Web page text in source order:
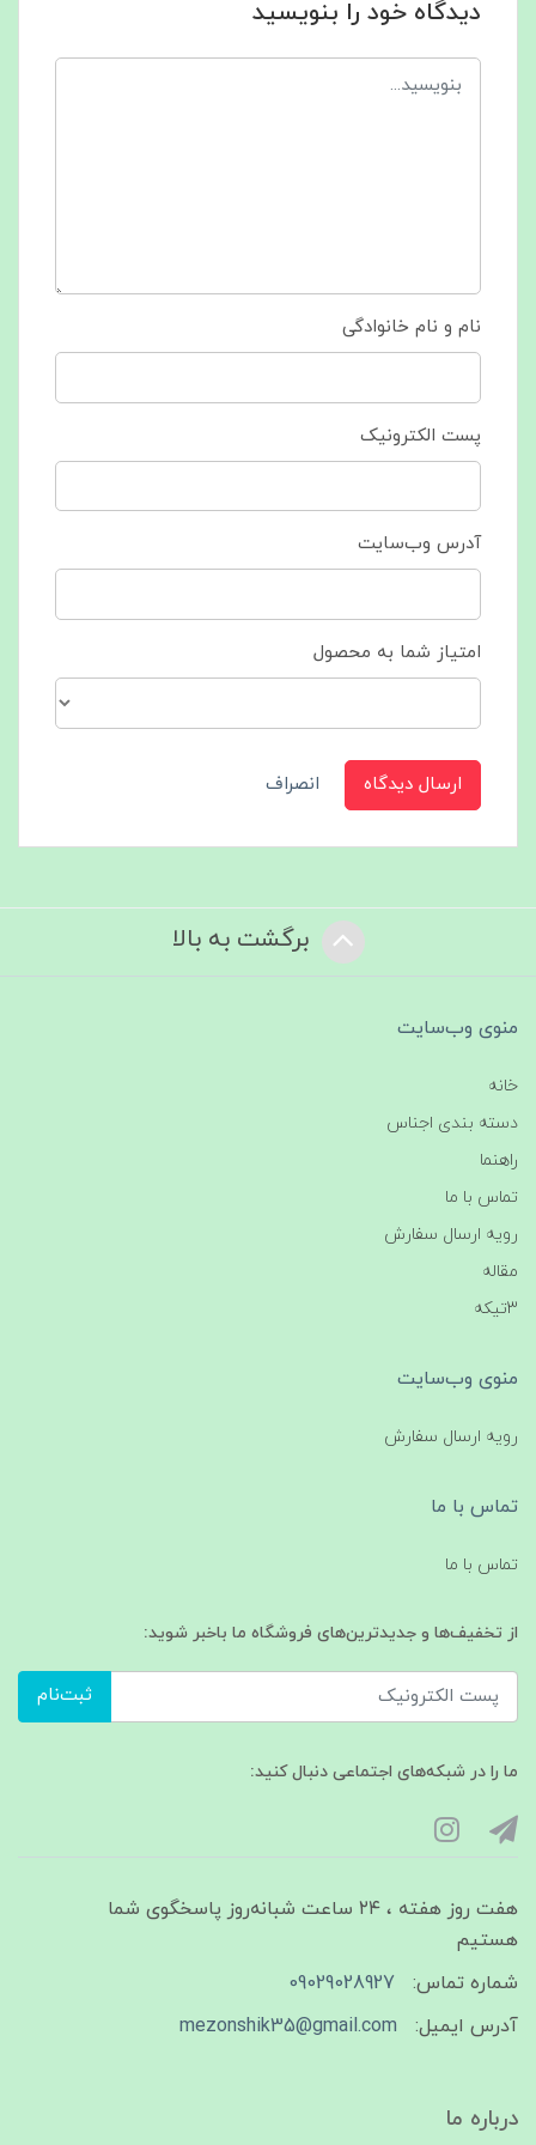
دیدگاه خود را بنویسید
نام و نام خانوادگی
پست الکترونیک
آدرس وب‌سایت
امتیاز شما به محصول
ارسال دیدگاه انصراف
برگشت به بالا
منوی وب‌سایت
خانه
دسته بندی اجناس
راهنما
تماس با ما
رویه ارسال سفارش
مقاله
3تیکه
منوی وب‌سایت
رویه ارسال سفارش
تماس با ما
تماس با ما
از تخفیف‌ها و جدیدترین‌های فروشگاه ما باخبر شوید:
ثبت‌نام
ما را در شبکه‌های اجتماعی دنبال کنید:
هفت روز هفته ، ۲۴ ساعت شبانه‌روز پاسخگوی شما
هستیم
شماره تماس:
09029028927
آدرس ایمیل:
mezonshik35@gmail.com
درباره ما